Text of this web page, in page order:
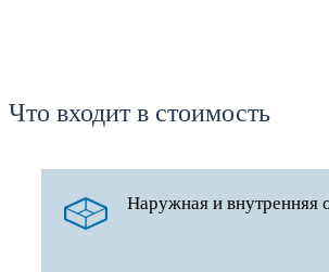
Что входит в стоимость
Наружная и внутренняя